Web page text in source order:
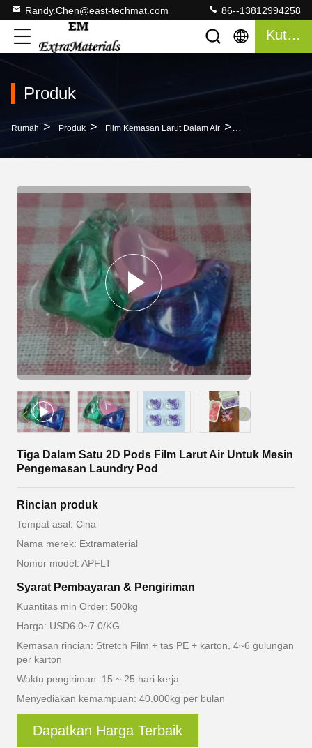
Randy.Chen@east-techmat.com 86--13812994258
Kutipan
Produk
Rumah > Produk > Film Kemasan Larut Dalam Air >
Tiga Dalam Satu 2D Pods Film Larut Air Untuk Mesin
Pengemasan Laundry Pod
Rincian produk
Tempat asal: Cina
Nama merek: Extramaterial
Nomor model: APFLT
Syarat Pembayaran & Pengiriman
Kuantitas min Order: 500kg
Harga: USD6.0~7.0/KG
Kemasan rincian: Stretch Film + tas PE + karton, 4~6 gulungan
per karton
Waktu pengiriman: 15 ~ 25 hari kerja
Menyediakan kemampuan: 40.000kg per bulan
Dapatkan Harga Terbaik